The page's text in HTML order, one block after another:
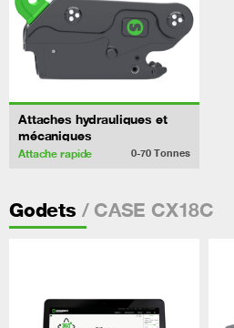
Attaches hydrauliques et
mécaniques
Attache rapide 0-70 Tonnes
Godets / CASE CX18C